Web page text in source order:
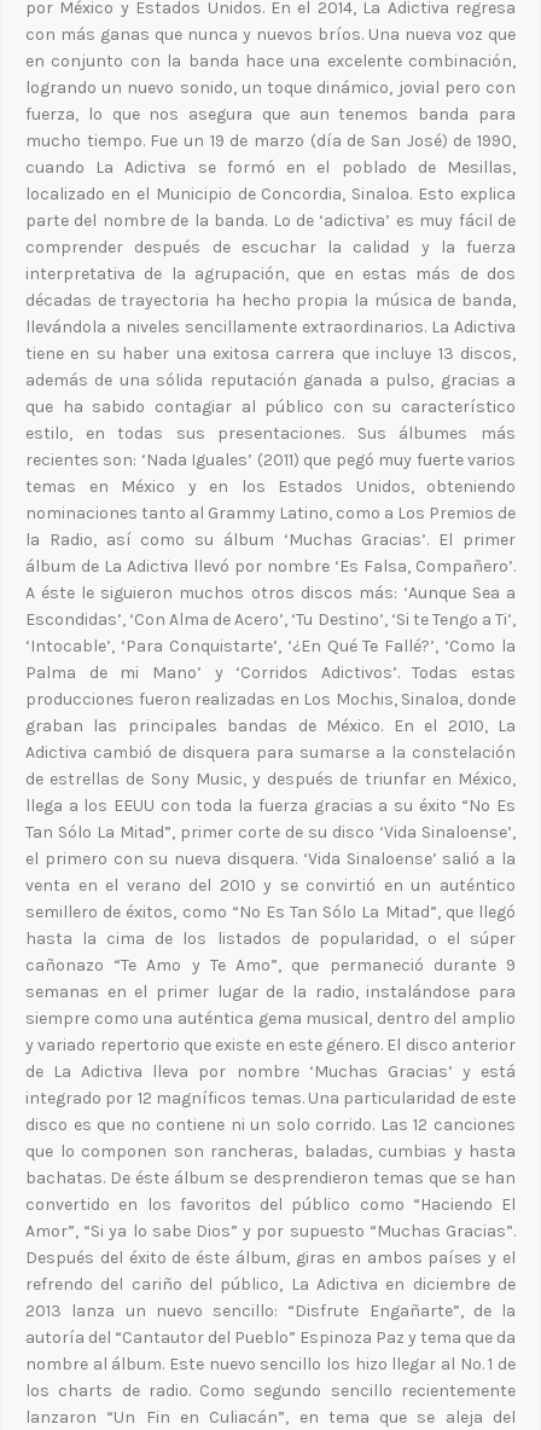
por México y Estados Unidos. En el 2014, La Adictiva regresa
con más ganas que nunca y nuevos bríos. Una nueva voz que
en conjunto con la banda hace una excelente combinación,
logrando un nuevo sonido, un toque dinámico, jovial pero con
fuerza, lo que nos asegura que aun tenemos banda para
mucho tiempo. Fue un 19 de marzo (día de San José) de 1990,
cuando La Adictiva se formó en el poblado de Mesillas,
localizado en el Municipio de Concordia, Sinaloa. Esto explica
parte del nombre de la banda. Lo de ‘adictiva’ es muy fácil de
comprender después de escuchar la calidad y la fuerza
interpretativa de la agrupación, que en estas más de dos
décadas de trayectoria ha hecho propia la música de banda,
llevándola a niveles sencillamente extraordinarios. La Adictiva
tiene en su haber una exitosa carrera que incluye 13 discos,
además de una sólida reputación ganada a pulso, gracias a
que ha sabido contagiar al público con su característico
estilo, en todas sus presentaciones. Sus álbumes más
recientes son: ‘Nada Iguales’ (2011) que pegó muy fuerte varios
temas en México y en los Estados Unidos, obteniendo
nominaciones tanto al Grammy Latino, como a Los Premios de
la Radio, así como su álbum ‘Muchas Gracias’. El primer
álbum de La Adictiva llevó por nombre ‘Es Falsa, Compañero’.
A éste le siguieron muchos otros discos más: ‘Aunque Sea a
Escondidas’, ‘Con Alma de Acero’, ‘Tu Destino’, ‘Si te Tengo a Ti’,
‘Intocable’, ‘Para Conquistarte’, ‘¿En Qué Te Fallé?’, ‘Como la
Palma de mi Mano’ y ‘Corridos Adictivos’. Todas estas
producciones fueron realizadas en Los Mochis, Sinaloa, donde
graban las principales bandas de México. En el 2010, La
Adictiva cambió de disquera para sumarse a la constelación
de estrellas de Sony Music, y después de triunfar en México,
llega a los EEUU con toda la fuerza gracias a su éxito “No Es
Tan Sólo La Mitad”, primer corte de su disco ‘Vida Sinaloense’,
el primero con su nueva disquera. ‘Vida Sinaloense’ salió a la
venta en el verano del 2010 y se convirtió en un auténtico
semillero de éxitos, como “No Es Tan Sólo La Mitad”, que llegó
hasta la cima de los listados de popularidad, o el súper
cañonazo “Te Amo y Te Amo”, que permaneció durante 9
semanas en el primer lugar de la radio, instalándose para
siempre como una auténtica gema musical, dentro del amplio
y variado repertorio que existe en este género. El disco anterior
de La Adictiva lleva por nombre ‘Muchas Gracias’ y está
integrado por 12 magníficos temas. Una particularidad de este
disco es que no contiene ni un solo corrido. Las 12 canciones
que lo componen son rancheras, baladas, cumbias y hasta
bachatas. De éste álbum se desprendieron temas que se han
convertido en los favoritos del público como “Haciendo El
Amor”, “Si ya lo sabe Dios” y por supuesto “Muchas Gracias”.
Después del éxito de éste álbum, giras en ambos países y el
refrendo del cariño del público, La Adictiva en diciembre de
2013 lanza un nuevo sencillo: “Disfrute Engañarte”, de la
autoría del “Cantautor del Pueblo” Espinoza Paz y tema que da
nombre al álbum. Este nuevo sencillo los hizo llegar al No. 1 de
los charts de radio. Como segundo sencillo recientemente
lanzaron “Un Fin en Culiacán”, en tema que se aleja del